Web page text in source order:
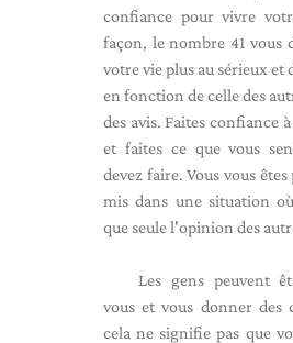
confiance pour vivre
façon, le nombre 41 vous
votre vie plus au sérieux et
en fonction de celle des
des avis. Faites confiance
et faites ce que vous
devez faire. Vous vous
mis dans une situation
que seule l'opinion des
Les gens peuvent
vous et vous donner des
cela ne signifie pas que